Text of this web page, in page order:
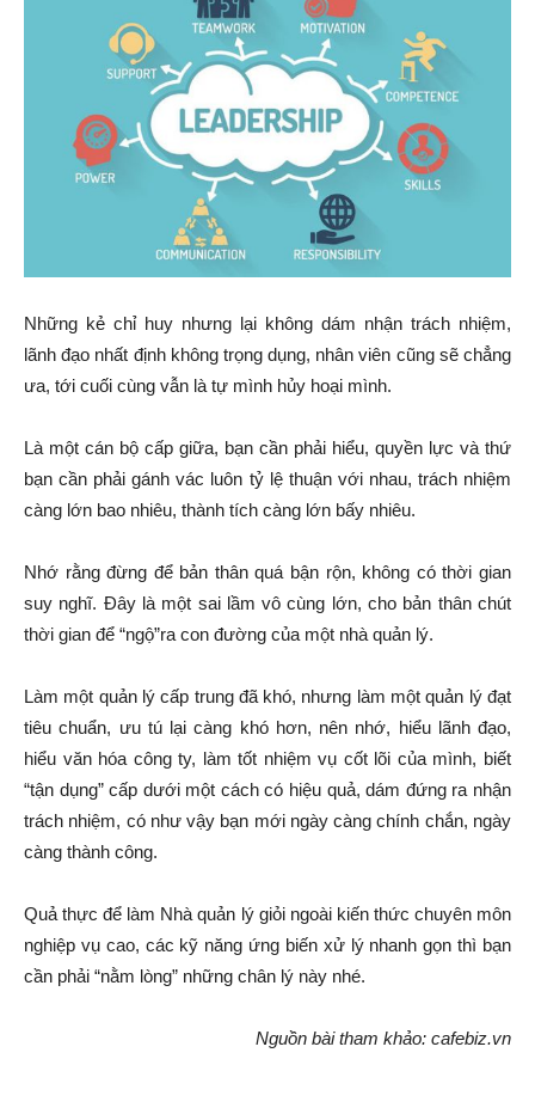
Những kẻ chỉ huy nhưng lại không dám nhận trách nhiệm,
lãnh đạo nhất định không trọng dụng, nhân viên cũng sẽ chẳng
ưa, tới cuối cùng vẫn là tự mình hủy hoại mình.
Là một cán bộ cấp giữa, bạn cần phải hiểu, quyền lực và thứ
bạn cần phải gánh vác luôn tỷ lệ thuận với nhau, trách nhiệm
càng lớn bao nhiêu, thành tích càng lớn bấy nhiêu.
Nhớ rằng đừng để bản thân quá bận rộn, không có thời gian
suy nghĩ. Đây là một sai lầm vô cùng lớn, cho bản thân chút
thời gian để “ngộ”ra con đường của một nhà quản lý.
Làm một quản lý cấp trung đã khó, nhưng làm một quản lý đạt
tiêu chuẩn, ưu tú lại càng khó hơn, nên nhớ, hiểu lãnh đạo,
hiểu văn hóa công ty, làm tốt nhiệm vụ cốt lõi của mình, biết
“tận dụng” cấp dưới một cách có hiệu quả, dám đứng ra nhận
trách nhiệm, có như vậy bạn mới ngày càng chính chắn, ngày
càng thành công.
Quả thực để làm Nhà quản lý giỏi ngoài kiến thức chuyên môn
nghiệp vụ cao, các kỹ năng ứng biến xử lý nhanh gọn thì bạn
cần phải “nằm lòng” những chân lý này nhé.
Nguồn bài tham khảo: cafebiz.vn